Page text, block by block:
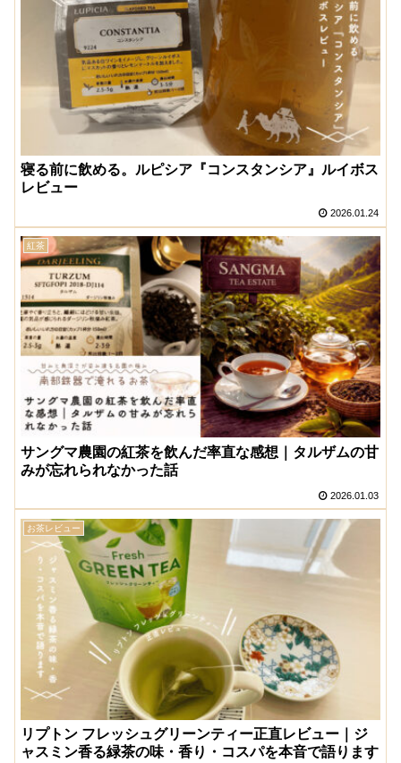
寝る前に飲める。ルピシア『コンスタンシア』ルイボス
レビュー
2026.01.24
紅茶
サングマ農園の紅茶を飲んだ率直な感想｜タルザムの甘
みが忘れられなかった話
2026.01.03
お茶レビュー
リプトン フレッシュグリーンティー正直レビュー｜ジ
ャスミン香る緑茶の味・香り・コスパを本音で語ります